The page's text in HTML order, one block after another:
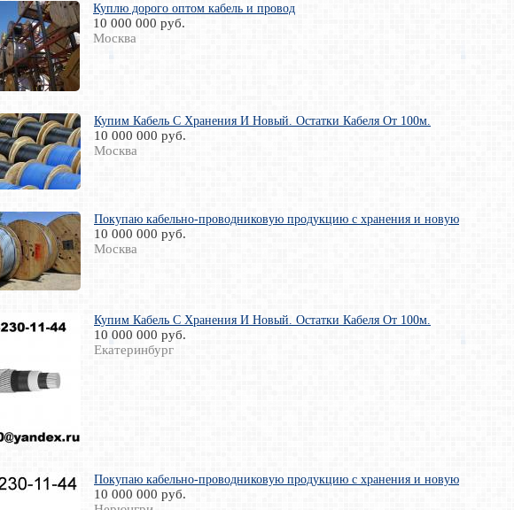
Куплю дорого оптом кабель и провод
10 000 000 руб.
Москва
Купим Кабель С Хранения И Новый. Остатки Кабеля От 100м.
10 000 000 руб.
Москва
Покупаю кабельно-проводниковую продукцию с хранения и новую
10 000 000 руб.
Москва
Купим Кабель С Хранения И Новый. Остатки Кабеля От 100м.
10 000 000 руб.
Екатеринбург
Покупаю кабельно-проводниковую продукцию с хранения и новую
10 000 000 руб.